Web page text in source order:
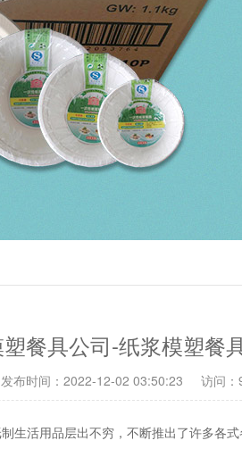
餐具公司-纸浆模塑餐
发布时间：2022-12-02 03:50:23 访问：
生活用品层出不穷，不断推出了许多各